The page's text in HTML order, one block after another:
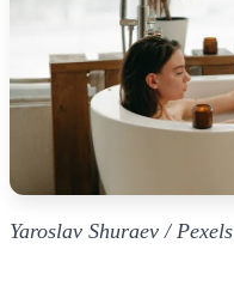
Yaroslav Shuraev / Pexels